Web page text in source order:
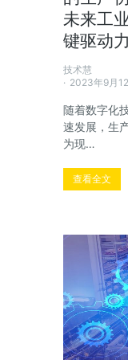
未来工
键驱动力
技术慧
2023年9月
随着数字化
速发展，生
为现…
查看全文